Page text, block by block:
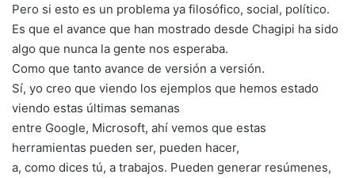
Pero si esto es un problema ya filosófico, social, político.
Es que el avance que han mostrado desde Chagipi ha sido
algo que nunca la gente nos esperaba.
Como que tanto avance de versión a versión.
Sí, yo creo que viendo los ejemplos que hemos estado
viendo estas últimas semanas
entre Google, Microsoft, ahí vemos que estas
herramientas pueden ser, pueden hacer,
a, como dices tú, a trabajos. Pueden generar resúmenes,